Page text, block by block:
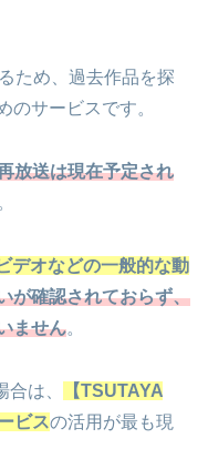
ため、過去作品を探
のサービスです。
放送は現在予定され
。
デオなどの一般的な動
が確認されておらず、
ません。
合は、
【TSUTAYA
ビスの活用が最も現